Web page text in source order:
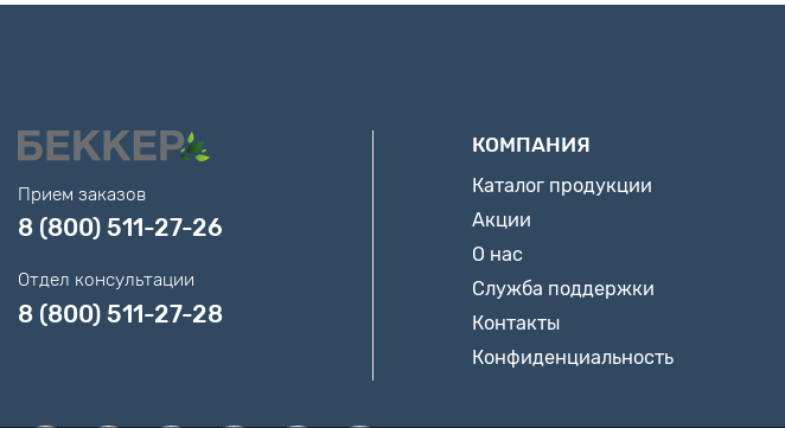
Прием заказов
8 (800) 511-27-26
Отдел консультации
8 (800) 511-27-28
КОМПАНИЯ
Каталог продукции
Акции
О нас
Служба поддержки
Контакты
Конфиденциальность